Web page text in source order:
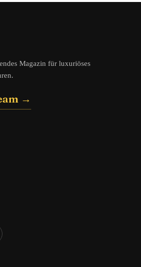
Magazin für luxuriöses
→